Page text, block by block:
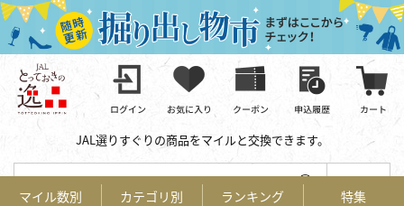
JAL選りすぐりの商品をマイルと交換できます。
キーワードで探す
マイル数別 カテゴリ別 ランキング 特集